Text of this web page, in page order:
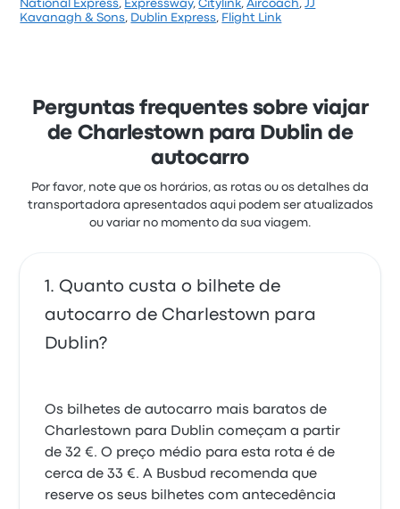
National Express, Expressway,Citylink,Aircoach, JJ
Kavanagh & Sons, Dublin Express, Flight Link
Perguntas frequentes sobre viajar
de Charlestown para Dublin de
autocarro
Por favor, note que os horários, as rotas ou os detalhes da
transportadora apresentados aqui podem ser atualizados
ou variar no momento da sua viagem.
Quanto custa o bilhete de
autocarro de Charlestown para
Dublin?
Os bilhetes de autocarro mais baratos de
Charlestown para Dublin começam a partir
de 32 €. O preço médio para esta rota é de
cerca de 33 €. A Busbud recomenda que
reserve os seus bilhetes com antecedência